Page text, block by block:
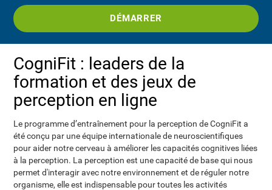
DÉMARRER
CogniFit : leaders de la
formation et des jeux de
perception en ligne
Le programme d’entraînement pour la perception de CogniFit a
été conçu par une équipe internationale de neuroscientifiques
pour aider notre cerveau à améliorer les capacités cognitives liées
à la perception. La perception est une capacité de base qui nous
permet d'interagir avec notre environnement et de réguler notre
organisme, elle est indispensable pour toutes les activités